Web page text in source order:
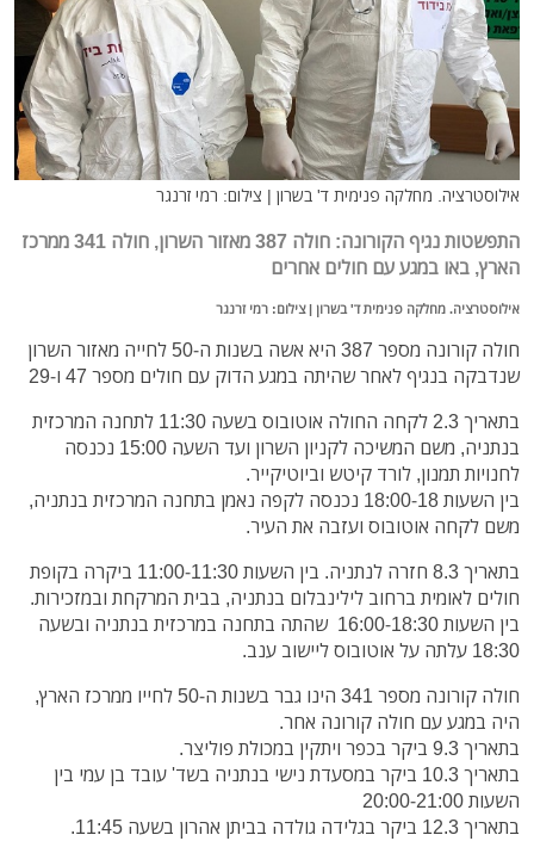
אילוסטרציה. מחלקה פנימית ד' בשרון | צילום: רמי זרנגר
התפשטות נגיף הקורונה: חולה 387 מאזור השרון, חולה 341 ממרכז
הארץ, באו במגע עם חולים אחרים
אילוסטרציה. מחלקה פנימית ד' בשרון | צילום: רמי זרנגר
חולה קורונה מספר 387 היא אשה בשנות ה-50 לחייה מאזור השרון
שנדבקה בנגיף לאחר שהיתה במגע הדוק עם חולים מספר 47 ו-29
בתאריך 2.3 לקחה החולה אוטובוס בשעה 11:30 לתחנה המרכזית
בנתניה, משם המשיכה לקניון השרון ועד השעה 15:00 נכנסה
לחנויות תמנון, לורד קיטש וביוטיקייר.
בין השעות 18:00-18 נכנסה לקפה נאמן בתחנה המרכזית בנתניה,
משם לקחה אוטובוס ועזבה את העיר.
בתאריך 8.3 חזרה לנתניה. בין השעות 11:00-11:30 ביקרה בקופת
חולים לאומית ברחוב לילינבלום בנתניה, בבית המרקחת ובמזכירות.
בין השעות 16:00-18:30 שהתה בתחנה במרכזית בנתניה ובשעה
18:30 עלתה על אוטובוס ליישוב ענב.
חולה קורונה מספר 341 הינו גבר בשנות ה-50 לחייו ממרכז הארץ,
היה במגע עם חולה קורונה אחר.
בתאריך 9.3 ביקר בכפר ויתקין במכולת פוליצר.
בתאריך 10.3 ביקר במסעדת נישי בנתניה בשד' עובד בן עמי בין
השעות 20:00-21:00
בתאריך 12.3 ביקר בגלידה גולדה בביתן אהרון בשעה 11:45.